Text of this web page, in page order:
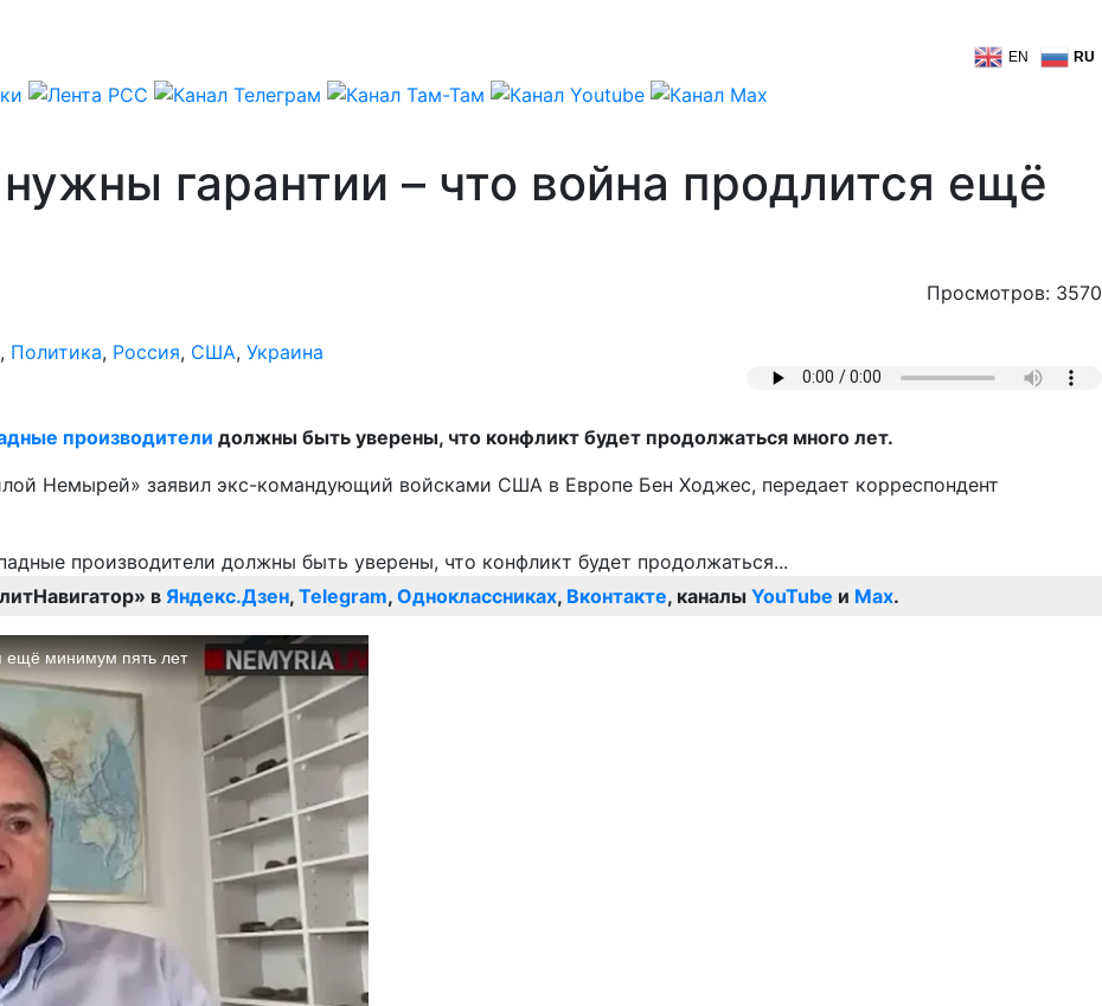
EN RU
гарантии – что война продлится ещё
Просмотров: 3570
, Политика, Россия, США, Украина
производители должны быть уверены, что конфликт будет продолжаться много лет.
Немырей» заявил экс-командующий войсками США в Европе Бен Ходжес, передает корреспондент
в Яндекс.Дзен, Telegram, Одноклассниках, Вконтакте, каналы YouTube и Max.